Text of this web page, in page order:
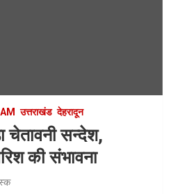
उत्तराखंड देहरादून
चेतावनी सन्देश,
की संभावना